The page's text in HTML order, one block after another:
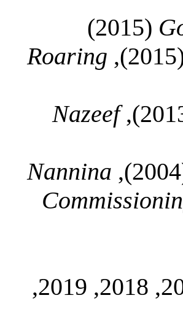
(2015)
Roaring
Nazeef
Nannina
(2017, 2018, 2019,